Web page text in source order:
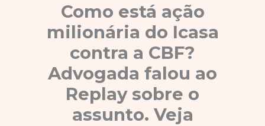
Como está ação
milionária do Icasa
contra a CBF?
Advogada falou ao
Replay sobre o
assunto. Veja